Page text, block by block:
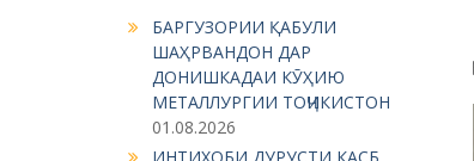
БАРГУЗОРИИ ҚАБУЛИ
ШАҲРВАНДОН ДАР
ДОНИШКАДАИ КӮҲИЮ
МЕТАЛЛУРГИИ ТОҶИКИСТОН
01.08.2026